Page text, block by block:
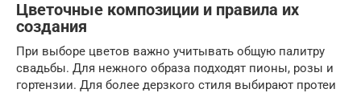
Цветочные композиции и правила их
создания
При выборе цветов важно учитывать общую палитру
свадьбы. Для нежного образа подходят пионы, розы и
гортензии. Для более дерзкого стиля выбирают протеи